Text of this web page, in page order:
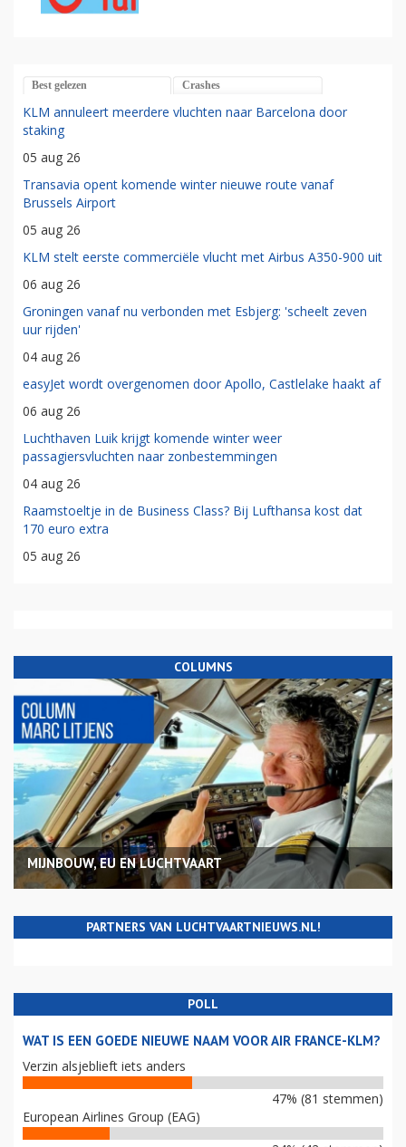
Best gelezen Crashes
KLM annuleert meerdere vluchten naar Barcelona door
staking
05 aug 26
Transavia opent komende winter nieuwe route vanaf
Brussels Airport
05 aug 26
KLM stelt eerste commerciële vlucht met Airbus A350-900 uit
06 aug 26
Groningen vanaf nu verbonden met Esbjerg: 'scheelt zeven
uur rijden'
04 aug 26
easyJet wordt overgenomen door Apollo, Castlelake haakt af
06 aug 26
Luchthaven Luik krijgt komende winter weer
passagiersvluchten naar zonbestemmingen
04 aug 26
Raamstoeltje in de Business Class? Bij Lufthansa kost dat
170 euro extra
05 aug 26
COLUMNS
MIJNBOUW, EU EN LUCHTVAART
PARTNERS VAN LUCHTVAARTNIEUWS.NL!
POLL
WAT IS EEN GOEDE NIEUWE NAAM VOOR AIR FRANCE-KLM?
Verzin alsjeblieft iets anders
47% (81 stemmen)
European Airlines Group (EAG)